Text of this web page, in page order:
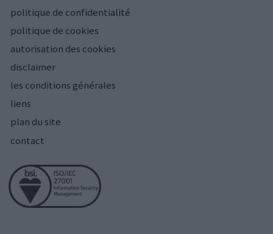
politique de confidentialité
politique de cookies
autorisation des cookies
disclaimer
les conditions générales
liens
plan du site
contact